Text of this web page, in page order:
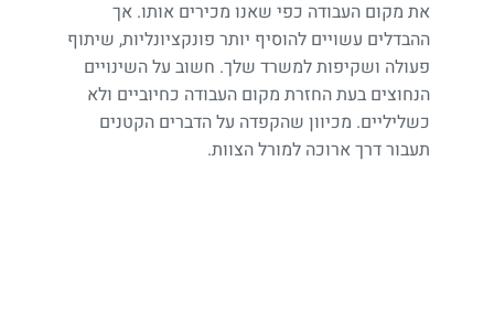
את מקום העבודה כפי שאנו מכירים אותו. אך
ההבדלים עשויים להוסיף יותר פונקציונליות, שיתוף
פעולה ושקיפות למשרד שלך. חשוב על השינויים
הנחוצים בעת החזרת מקום העבודה כחיוביים ולא
כשליליים. מכיוון שהקפדה על הדברים הקטנים
תעבור דרך ארוכה למורל הצוות.